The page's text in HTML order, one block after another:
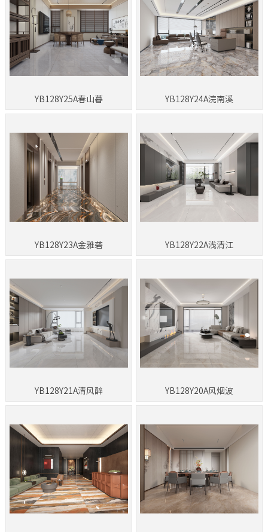
YB128Y25A春山暮 YB128Y24A浣南溪
YB128Y23A金雅砻 YB128Y22A浅清江
YB128Y21A清风醉 YB128Y20A风烟波